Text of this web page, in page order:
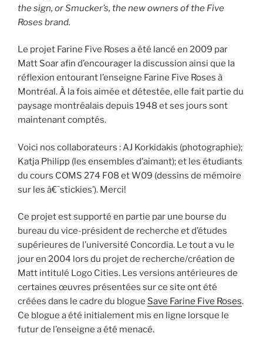
the sign, or Smucker’s, the new owners of the Five
Roses brand.
Le projet Farine Five Roses a été lancé en 2009 par
Matt Soar afin d’encourager la discussion ainsi que la
réflexion entourant l’enseigne Farine Five Roses à
Montréal. À la fois aimée et détestée, elle fait partie du
paysage montréalais depuis 1948 et ses jours sont
maintenant comptés.
Voici nos collaborateurs : AJ Korkidakis (photographie);
Katja Philipp (les ensembles d’aimant); et les étudiants
du cours COMS 274 F08 et W09 (dessins de mémoire
sur les â€˜stickies’). Merci!
Ce projet est supporté en partie par une bourse du
bureau du vice-président de recherche et d’études
supérieures de l’université Concordia. Le tout a vu le
jour en 2004 lors du projet de recherche/création de
Matt intitulé Logo Cities. Les versions antérieures de
certaines œuvres présentées sur ce site ont été
créées dans le cadre du blogue Save Farine Five Roses.
Ce blogue a été initialement mis en ligne lorsque le
futur de l’enseigne a été menacé.